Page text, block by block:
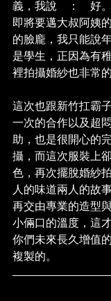
義，我說　：　好。
即將要邁大叔阿姨
的臉龐，我只能說
是學生，正因為有
裡拍攝婚紗也非常
這次也跟新竹扛霸
一次的合作以及超
助，也是很開心的
攝，而這次服裝上
色，再次擺脫婚紗
人的味道兩人的故
再交由專業的造型
小倆口的溫度，這
你們未來長久增值
複製的。